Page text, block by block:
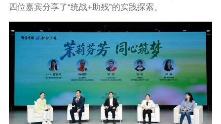
四位嘉宾分享了“统战+助残”的实践探索。